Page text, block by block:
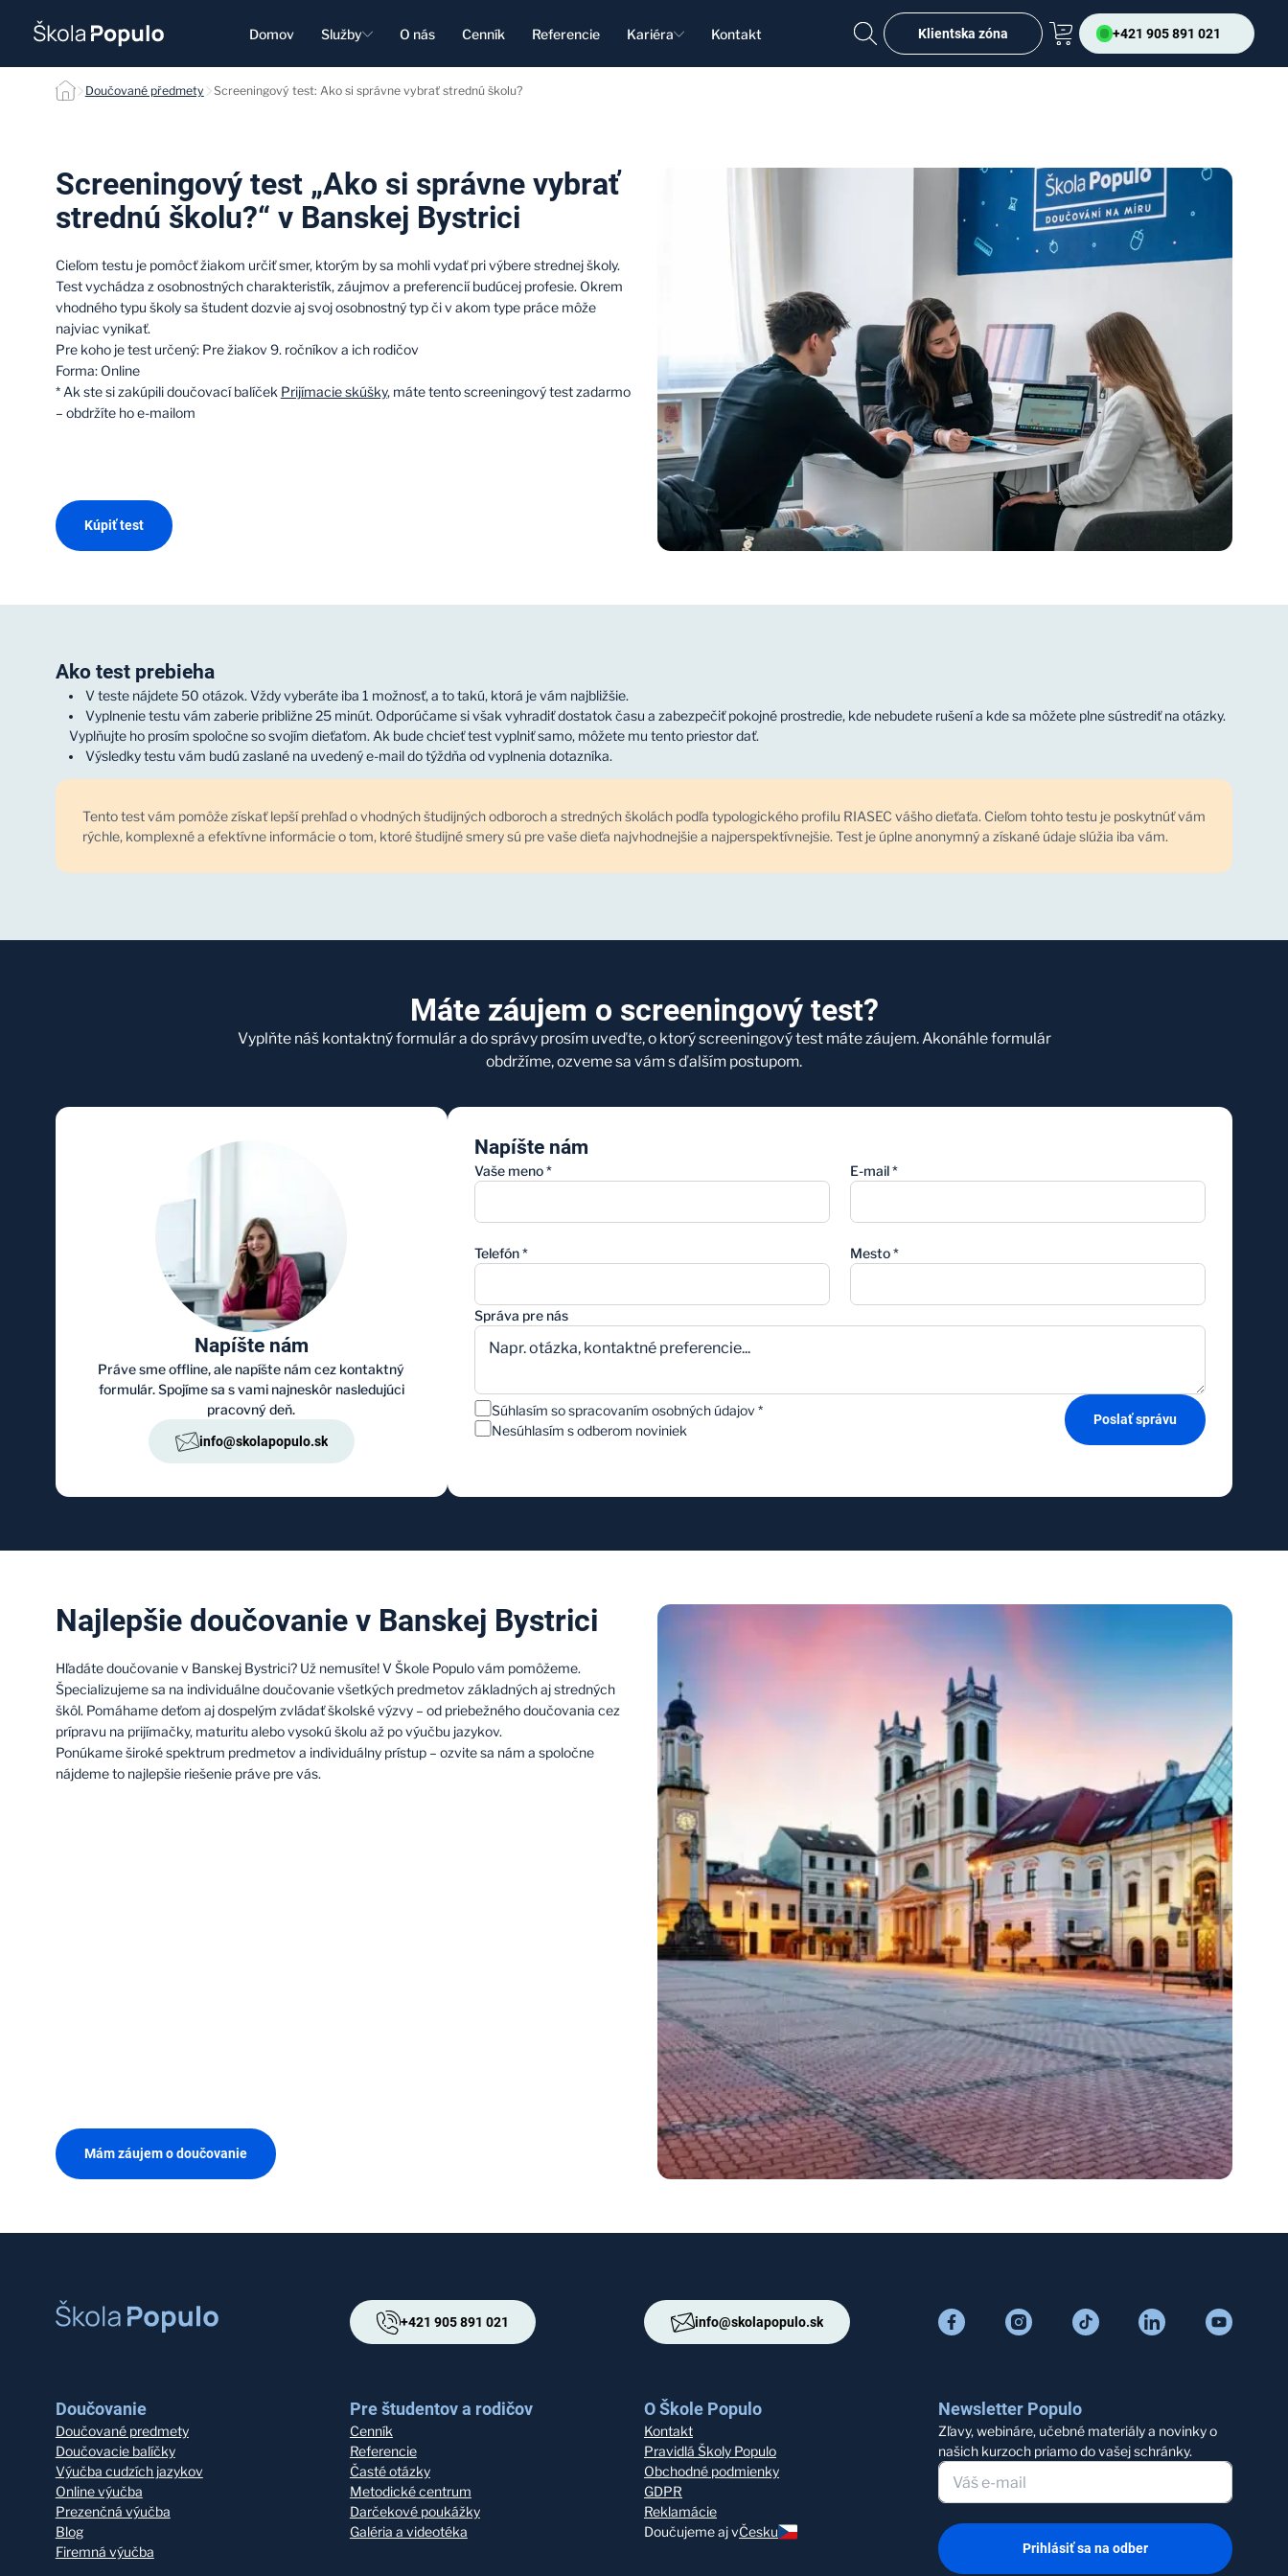
Domov Služby O nás Cenník Referencie Kariéra Kontakt Klientska zóna +421 905 891 021
Doučované předmety
Screeningový test: Ako si správne vybrať strednú školu?
Screeningový test „Ako si správne vybrať
strednú školu?“ v Banskej Bystrici
Cieľom testu je pomôcť žiakom určiť smer, ktorým by sa mohli vydať pri výbere strednej školy.
Test vychádza z osobnostných charakteristík, záujmov a preferencií budúcej profesie. Okrem
vhodného typu školy sa študent dozvie aj svoj osobnostný typ či v akom type práce môže
najviac vynikať.
Pre koho je test určený: Pre žiakov 9. ročníkov a ich rodičov
Forma: Online
* Ak ste si zakúpili doučovací balíček Prijímacie skúšky, máte tento screeningový test zadarmo
– obdržíte ho e-mailom
Kúpiť test
Ako test prebieha
V teste nájdete 50 otázok. Vždy vyberáte iba 1 možnosť, a to takú, ktorá je vám najbližšie.
Vyplnenie testu vám zaberie približne 25 minút. Odporúčame si však vyhradiť dostatok času a zabezpečiť pokojné prostredie, kde nebudete rušení a kde sa môžete plne sústrediť na otázky.
Vyplňujte ho prosím spoločne so svojím dieťaťom. Ak bude chcieť test vyplniť samo, môžete mu tento priestor dať.
Výsledky testu vám budú zaslané na uvedený e-mail do týždňa od vyplnenia dotazníka.
Tento test vám pomôže získať lepší prehľad o vhodných študijných odboroch a stredných školách podľa typologického profilu RIASEC vášho dieťaťa. Cieľom tohto testu je poskytnúť vám
rýchle, komplexné a efektívne informácie o tom, ktoré študijné smery sú pre vaše dieťa najvhodnejšie a najperspektívnejšie. Test je úplne anonymný a získané údaje slúžia iba vám.
Máte záujem o screeningový test?
Vyplňte náš kontaktný formulár a do správy prosím uveďte, o ktorý screeningový test máte záujem. Akonáhle formulár
obdržíme, ozveme sa vám s ďalším postupom.
Napíšte nám
Práve sme offline, ale napíšte nám cez kontaktný
formulár. Spojíme sa s vami najneskôr nasledujúci
pracovný deň.
info@skolapopulo.sk
Napíšte nám
Vaše meno* E-mail*
Telefón* Mesto*
Správa pre nás
Súhlasím so spracovaním osobných údajov *
Nesúhlasím s odberom noviniek
Poslať správu
Najlepšie doučovanie v Banskej Bystrici
Hľadáte doučovanie v Banskej Bystrici? Už nemusíte! V Škole Populo vám pomôžeme.
Špecializujeme sa na individuálne doučovanie všetkých predmetov základných aj stredných
škôl. Pomáhame deťom aj dospelým zvládať školské výzvy – od priebežného doučovania cez
prípravu na prijímačky, maturitu alebo vysokú školu až po výučbu jazykov.
Ponúkame široké spektrum predmetov a individuálny prístup – ozvite sa nám a spoločne
nájdeme to najlepšie riešenie práve pre vás.
Mám záujem o doučovanie
+421 905 891 021 info@skolapopulo.sk
Doučovanie
Doučované predmety
Doučovacie balíčky
Výučba cudzích jazykov
Online výučba
Prezenčná výučba
Blog
Firemná výučba
Pre študentov a rodičov
Cenník
Referencie
Časté otázky
Metodické centrum
Darčekové poukážky
Galéria a videotéka
O Škole Populo
Kontakt
Pravidlá Školy Populo
Obchodné podmienky
GDPR
Reklamácie
Doučujeme aj vČesku
Newsletter Populo
Zľavy, webináre, učebné materiály a novinky o
našich kurzoch priamo do vašej schránky.
Prihlásiť sa na odber